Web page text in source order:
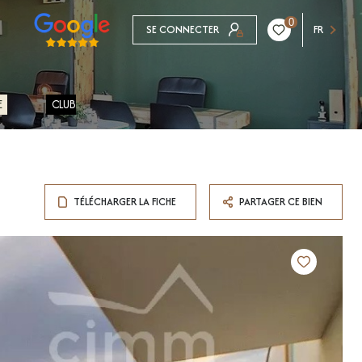
SE CONNECTER 0 FR
CLUB
TÉLÉCHARGER LA FICHE PARTAGER CE BIEN